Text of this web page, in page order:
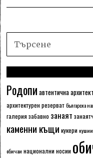
Родопи автентична
архитектурен резерват българска
галерия забавно занаят
каменни къщи кукери кушии
обичаи национални носии